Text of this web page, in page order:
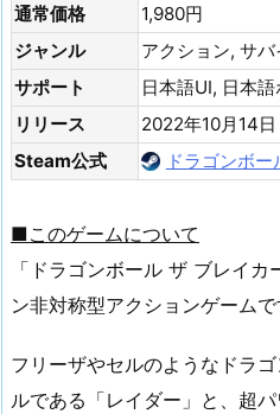
通常価格
1,980円
ジャンル
アクション, サ
サポート
日本語UI, 日本
リリース
2022年10月14日
Steam公式
ドラゴンボ
■このゲームについて
「ドラゴンボール ザ ブレイ
ン非対称型アクションゲームで
フリーザやセルのようなドラ
ルである「レイダー」と、超